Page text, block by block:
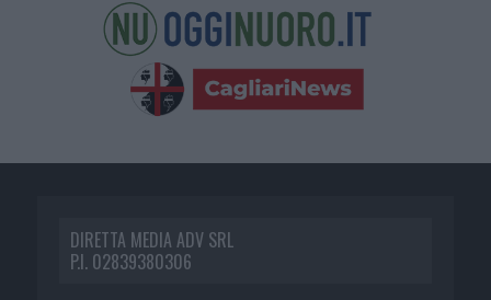
DIRETTA MEDIA ADV SRL
P.I. 02839380306